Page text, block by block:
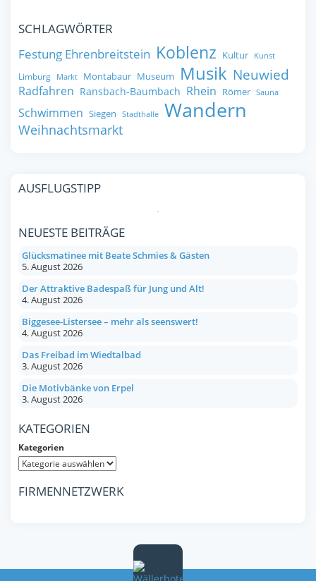
SCHLAGWÖRTER
Festung Ehrenbreitstein Koblenz Kultur Kunst
Limburg Markt Montabaur Museum Musik Neuwied
Radfahren Ransbach-Baumbach Rhein Römer Sauna
Schwimmen Siegen Stadthalle Wandern
Weihnachtsmarkt
AUSFLUGSTIPP
NEUESTE BEITRÄGE
Glücksmatinee mit Beate Schmies & Gästen
5. August 2026
Der Attraktive Badespaß für Jung und Alt!
4. August 2026
Biggesee-Listersee – mehr als seenswert!
4. August 2026
Das Freibad im Wiedtalbad
3. August 2026
Die Motivbänke von Erpel
3. August 2026
KATEGORIEN
Kategorien
FIRMENNETZWERK